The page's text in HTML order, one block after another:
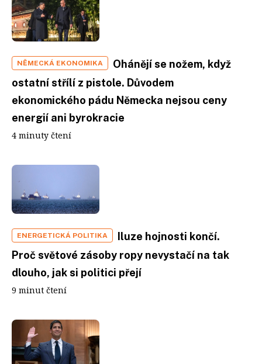
NĚMECKÁ EKONOMIKA
Ohánějí se nožem, když
ostatní střílí z pistole. Důvodem
ekonomického pádu Německa nejsou ceny
energií ani byrokracie
4 minuty čtení
ENERGETICKÁ POLITIKA
Iluze hojnosti končí.
Proč světové zásoby ropy nevystačí na tak
dlouho, jak si politici přejí
9 minut čtení